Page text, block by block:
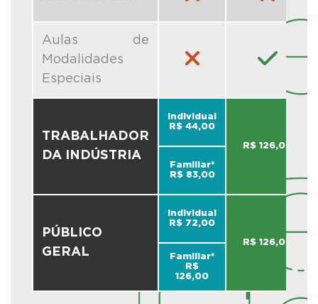
Aulas de
Modalidades
Especiais
TRABALHADOR
DA INDÚSTRIA
Individual
R$ 44,00
R$ 126,00
Familiar*
R$ 83,00
PÚBLICO
GERAL
Individual
R$ 72,00
R$ 126,00
Familiar*
R$
126,00